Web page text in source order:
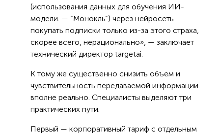
(использования данных для обучения ИИ-
модели. — “Монокль”) через нейросеть
покупать подписки только из-за этого страха,
скорее всего, нерационально», — заключает
технический директор targetai.
К тому же существенно снизить объем и
чувствительность передаваемой информации
вполне реально. Специалисты выделяют три
практических пути.
Первый — корпоративный тариф с отдельным